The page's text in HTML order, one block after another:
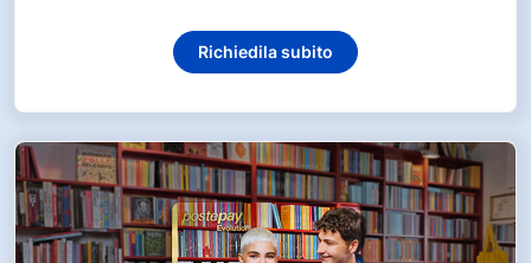
Richiedila subito